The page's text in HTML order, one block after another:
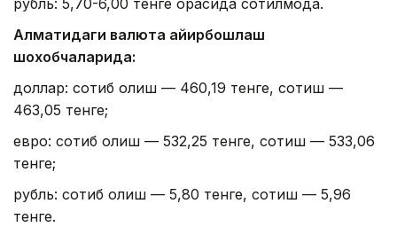
рубль: 5,70-6,00 тенге орасида сотилмоқда.
Алматидаги валюта айирбошлаш
шохобчаларида:
доллар: сотиб олиш — 460,19 тенге, сотиш —
463,05 тенге;
евро: сотиб олиш — 532,25 тенге, сотиш — 533,06
тенге;
рубль: сотиб олиш — 5,80 тенге, сотиш — 5,96
тенге.